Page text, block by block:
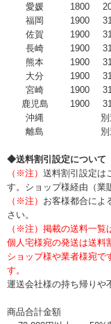
愛媛
1800
福岡
1900
佐賀
1900
長崎
1900
熊本
1900
大分
1900
宮崎
1900
鹿児島
1900
沖縄
離島
◆送料割引設定について
（※注） 送料割引設定は
す。ショップ様経由（業
（※注） お客様都合によ
さい。
（※注）掲載の送料一覧
個人宅様宛の発送は送料
ショップ様や業者様宛で
す。
運送会社様の持ち帰りや
商品合計金額